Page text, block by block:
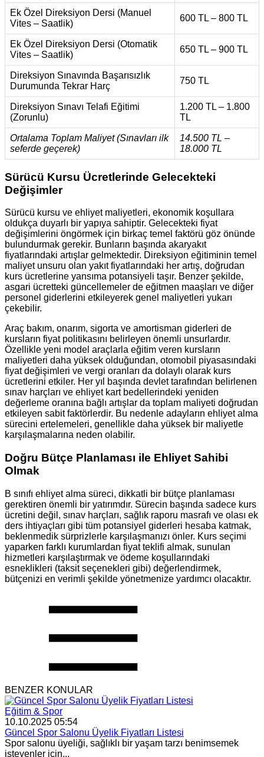
Ek Özel Direksiyon Dersi (Manuel
Vites – Saatlik)
600 TL – 800 TL
Ek Özel Direksiyon Dersi (Otomatik
Vites – Saatlik)
650 TL – 900 TL
Direksiyon Sınavında Başarısızlık
Durumunda Tekrar Harç
750 TL
Direksiyon Sınavı Telafi Eğitimi
(Zorunlu)
1.200 TL – 1.800
TL
Ortalama Toplam Maliyet (Sınavları ilk
seferde geçerek)
14.500 TL –
18.000 TL
Sürücü Kursu Ücretlerinde Gelecekteki
Değişimler
Sürücü kursu ve ehliyet maliyetleri, ekonomik koşullara
oldukça duyarlı bir yapıya sahiptir. Gelecekteki fiyat
değişimlerini öngörmek için birkaç temel faktörü göz önünde
bulundurmak gerekir. Bunların başında akaryakıt
fiyatlarındaki artışlar gelmektedir. Direksiyon eğitiminin temel
maliyet unsuru olan yakıt fiyatlarındaki her artış, doğrudan
kurs ücretlerine yansıma potansiyeli taşır. Benzer şekilde,
asgari ücretteki güncellemeler de eğitmen maaşları ve diğer
personel giderlerini etkileyerek genel maliyetleri yukarı
çekebilir.
Araç bakım, onarım, sigorta ve amortisman giderleri de
kursların fiyat politikasını belirleyen önemli unsurlardır.
Özellikle yeni model araçlarla eğitim veren kursların
maliyetleri daha yüksek olduğundan, otomobil piyasasındaki
fiyat değişimleri ve vergi oranları da dolaylı olarak kurs
ücretlerini etkiler. Her yıl başında devlet tarafından belirlenen
sınav harçları ve ehliyet kart bedellerindeki yeniden
değerleme oranına bağlı artışlar da toplam maliyeti doğrudan
etkileyen sabit faktörlerdir. Bu nedenle adayların ehliyet alma
sürecini ertelemeleri, genellikle daha yüksek bir maliyetle
karşılaşmalarına neden olabilir.
Doğru Bütçe Planlaması ile Ehliyet Sahibi
Olmak
B sınıfı ehliyet alma süreci, dikkatli bir bütçe planlaması
gerektiren önemli bir yatırımdır. Sürecin başında sadece kurs
ücretini değil, sınav harçları, sağlık raporu masrafı ve olası ek
ders ihtiyaçları gibi tüm potansiyel giderleri hesaba katmak,
beklenmedik sürprizlerle karşılaşmanızı önler. Kurs seçimi
yaparken farklı kurumlardan fiyat teklifi almak, sunulan
hizmetleri karşılaştırmak ve ödeme koşullarındaki
esneklikleri (taksit seçenekleri gibi) değerlendirmek,
bütçenizi en verimli şekilde yönetmenize yardımcı olacaktır.
BENZER KONULAR
Eğitim & Spor
10.10.2025 05:54
Güncel Spor Salonu Üyelik Fiyatları Listesi
Spor salonu üyeliği, sağlıklı bir yaşam tarzı benimsemek
isteyenler için...